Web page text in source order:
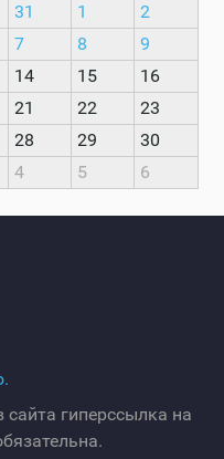
31 1
2
7 8
9
14 15
16
21 22
23
28 29
30
4 5 6
гиперссылка на